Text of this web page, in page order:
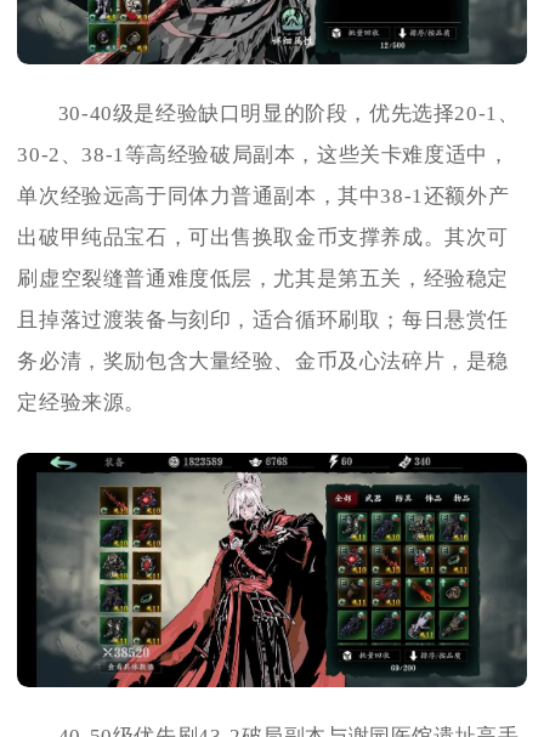
30-40级是经验缺口明显的阶段，优先选择20-1、
30-2、38-1等高经验破局副本，这些关卡难度适中，
单次经验远高于同体力普通副本，其中38-1还额外产
出破甲纯品宝石，可出售换取金币支撑养成。其次可
刷虚空裂缝普通难度低层，尤其是第五关，经验稳定
且掉落过渡装备与刻印，适合循环刷取；每日悬赏任
务必清，奖励包含大量经验、金币及心法碎片，是稳
定经验来源。